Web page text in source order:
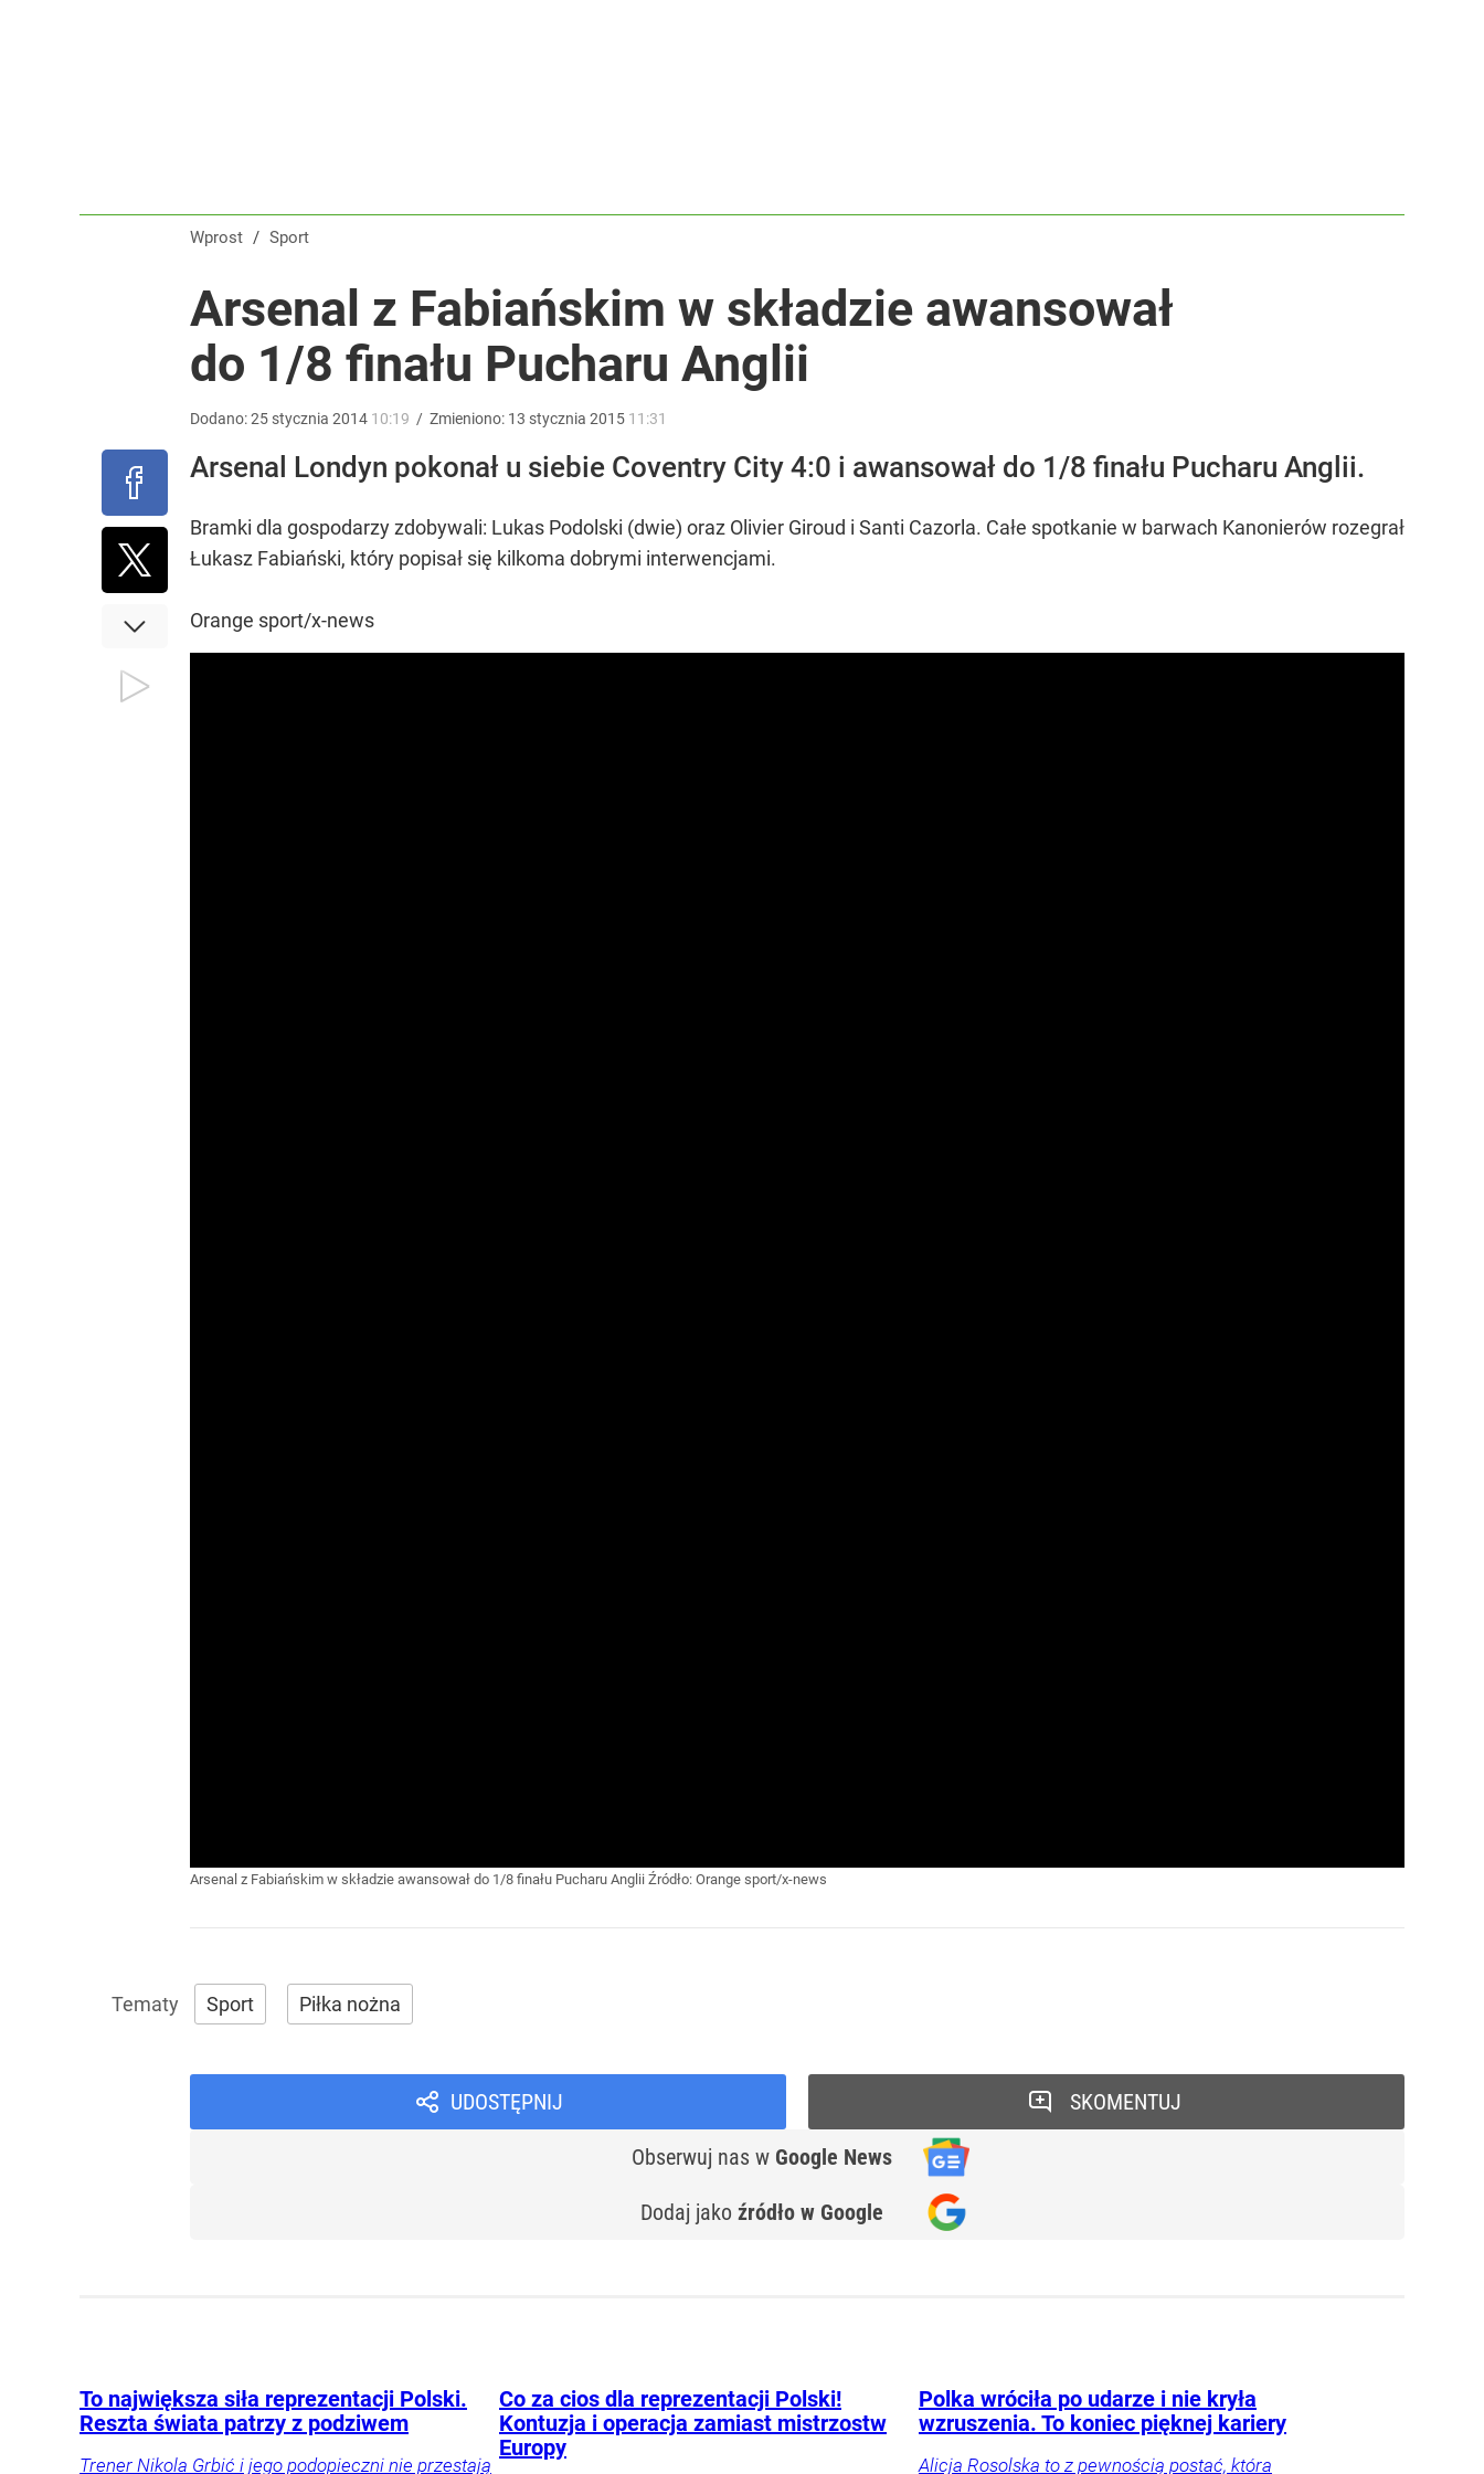
dodaj
Wprost / Sport
Arsenal z Fabiańskim w składzie awansował
do 1/8 finału Pucharu Anglii
Dodano:25 stycznia 2014 10:19 / Zmieniono: 13 stycznia 2015 11:31
Arsenal Londyn pokonał u siebie Coventry City 4:0 i awansował do 1/8 finału Pucharu Anglii.
Bramki dla gospodarzy zdobywali: Lukas Podolski (dwie) oraz Olivier Giroud i Santi Cazorla. Całe spotkanie w barwach Kanonierów rozegrał
Łukasz Fabiański, który popisał się kilkoma dobrymi interwencjami.
Orange sport/x-news
Arsenal z Fabiańskim w składzie awansował do 1/8 finału Pucharu Anglii Źródło: Orange sport/x-news
Sport Piłka nożna
UDOSTĘPNIJ
Obserwuj nas w Google News
Dodaj jako źródło w Google
SKOMENTUJ
To największa siła reprezentacji Polski.
Reszta świata patrzy z podziwem
Trener Nikola Grbić i jego podopieczni nie przestają
Co za cios dla reprezentacji Polski!
Kontuzja i operacja zamiast mistrzostw
Europy
Polka wróciła po udarze i nie kryła
wzruszenia. To koniec pięknej kariery
Alicja Rosolska to z pewnością postać, która